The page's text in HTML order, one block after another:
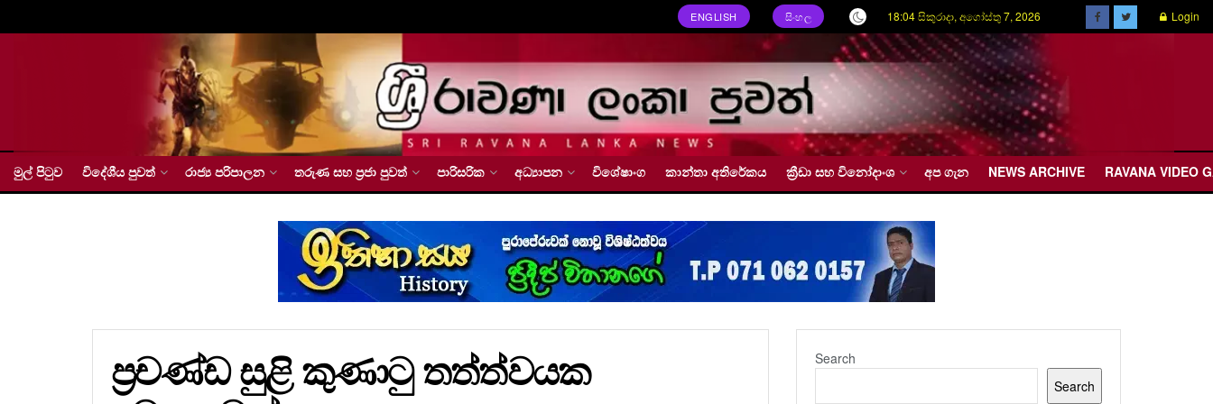
ENGLISH සිංහල 18:04 සිකුරාදා, අගෝස්තු 7, 2026 Login
මුල් පිටුව විදේශීය පුවත් රාජ්‍ය පරිපාලන තරුණ සහ ප්‍රජා පුවත් පාරිසරික අධ්‍යාපන විශේෂාංග කාන්තා අතිරේකය ක්‍රීඩා සහ විනෝදාංශ අප ගැන NEWS ARCHIVE RAVANA VIDEO
ප්‍රචණ්ඩ සුළි කුණාටු තත්ත්වයක
Search
Search